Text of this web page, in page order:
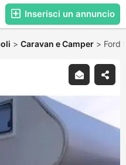
Inserisci un annuncio
> Caravan e Camper > Ford